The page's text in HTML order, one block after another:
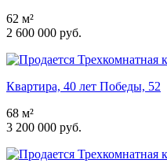
62 м²
2 600 000 руб.
Квартира, 40 лет Победы, 52
68 м²
3 200 000 руб.